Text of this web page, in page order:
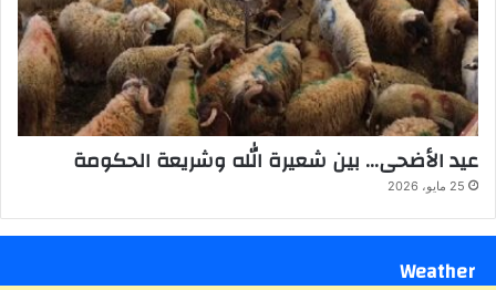
عيد الأضحى… بين شعيرة الله وشريعة الحكومة
25 مايو، 2026
Weather